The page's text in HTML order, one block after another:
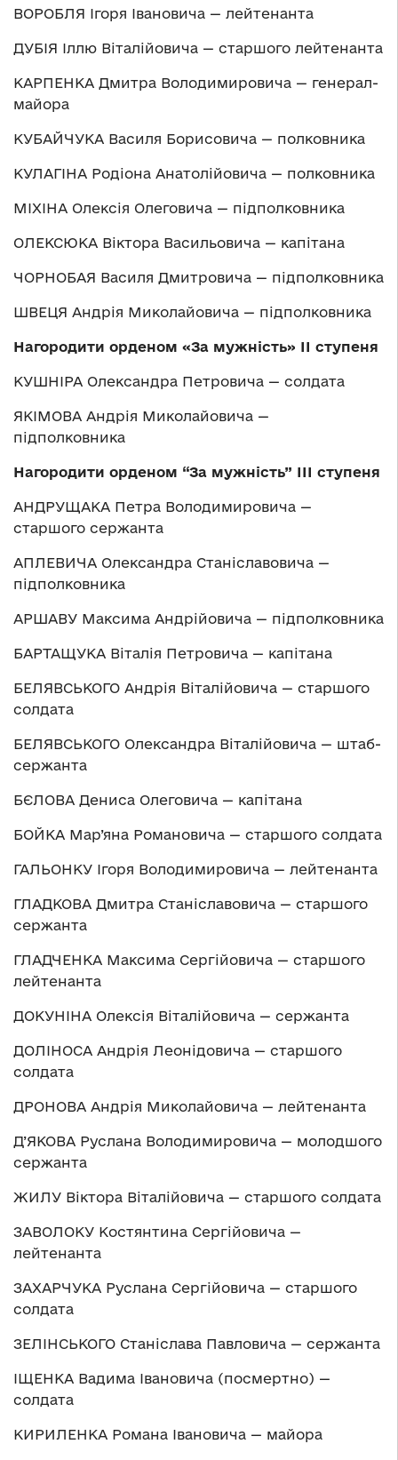
ВОРОБЛЯ Ігоря Івановича — лейтенанта
ДУБІЯ Іллю Віталійовича — старшого лейтенанта
КАРПЕНКА Дмитра Володимировича — генерал-
майора
КУБАЙЧУКА Василя Борисовича — полковника
КУЛАГІНА Родіона Анатолійовича — полковника
МІХІНА Олексія Олеговича — підполковника
ОЛЕКСЮКА Віктора Васильовича — капітана
ЧОРНОБАЯ Василя Дмитровича — підполковника
ШВЕЦЯ Андрія Миколайовича — підполковника
Нагородити орденом «За мужність» ІІ ступеня
КУШНІРА Олександра Петровича — солдата
ЯКІМОВА Андрія Миколайовича —
підполковника
Нагородити орденом “За мужність” ІІІ ступеня
АНДРУЩАКА Петра Володимировича —
старшого сержанта
АПЛЕВИЧА Олександра Станіславовича —
підполковника
АРШАВУ Максима Андрійовича — підполковника
БАРТАЩУКА Віталія Петровича — капітана
БЕЛЯВСЬКОГО Андрія Віталійовича — старшого
солдата
БЕЛЯВСЬКОГО Олександра Віталійовича — штаб-
сержанта
БЄЛОВА Дениса Олеговича — капітана
БОЙКА Мар’яна Романовича — старшого солдата
ГАЛЬОНКУ Ігоря Володимировича — лейтенанта
ГЛАДКОВА Дмитра Станіславовича — старшого
сержанта
ГЛАДЧЕНКА Максима Сергійовича — старшого
лейтенанта
ДОКУНІНА Олексія Віталійовича — сержанта
ДОЛІНОСА Андрія Леонідовича — старшого
солдата
ДРОНОВА Андрія Миколайовича — лейтенанта
Д’ЯКОВА Руслана Володимировича — молодшого
сержанта
ЖИЛУ Віктора Віталійовича — старшого солдата
ЗАВОЛОКУ Костянтина Сергійовича —
лейтенанта
ЗАХАРЧУКА Руслана Сергійовича — старшого
солдата
ЗЕЛІНСЬКОГО Станіслава Павловича — сержанта
ІЩЕНКА Вадима Івановича (посмертно) —
солдата
КИРИЛЕНКА Романа Івановича — майора